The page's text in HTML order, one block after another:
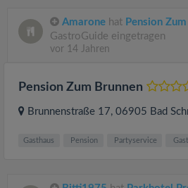
Amarone hat Pension
GastroGuide eingetragen
vor 14 Jahren
Pension Zum Brunnen
Brunnenstraße 17, 06905 Bad
Gasthaus Pension Partyservice